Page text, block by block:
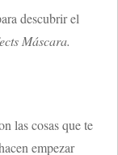
descubrir el
Máscara.
las cosas que te
empezar